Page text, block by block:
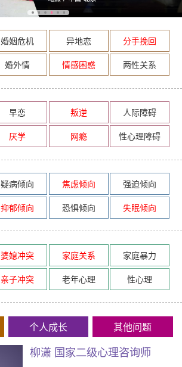
婚姻危机 异地恋
分手挽回
婚外情
情感困惑 两性关系
早恋 叛逆
人际障碍
厌学
网瘾 性心理障碍
疑病倾向 焦虑倾向
强迫倾向
抑郁倾向
恐惧倾向 失眠倾向
婆媳冲突 家庭关系
家庭暴力
亲子冲突
老年心理 性心理
个人成长 其他问题
柳潇 国家二级心理咨询师